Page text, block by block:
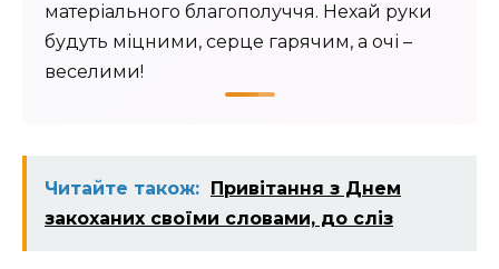
матеріального благополуччя. Нехай руки
будуть міцними, серце гарячим, а очі –
веселими!
Читайте також: Привітання з Днем
закоханих своїми словами, до сліз